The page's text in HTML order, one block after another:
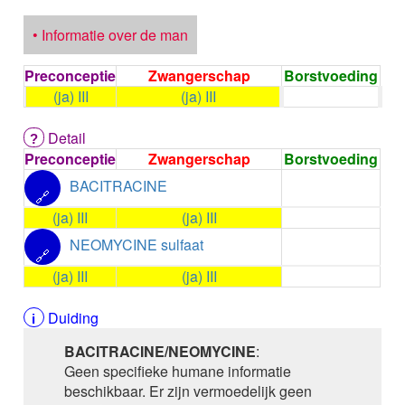
ALPRAZOLAM
ALPROSTADIL
ALPROSTADIL IV
ALTEPLASE
ALTIZIDE
ALUMINIUM HYDROXIDE
ALUMINIUM OXIDE
ALUMINIUM OXIDE / MAGNESIUM HYDROXYDE
ALVERINE citraat
ALVERINE/SIMETICON
AMBRISENTAN
AMBROXOL HCl oraal
AMBROXOL HCl buccaal
AMFOTERICINE B
AMIKACINE inhalatie
AMIKACINE parenteraal
AMILORIDE
AMINOLEVULINEZUUR
5-Aminolevulinezuur
• Informatie over de man
Preconceptie
Zwangerschap
Borstvoeding
(ja) III
(ja) III
Detail
Preconceptie
Zwangerschap
Borstvoeding
🔗
BACITRACINE
(ja) III
(ja) III
🔗
NEOMYCINE sulfaat
(ja) III
(ja) III
Duiding
BACITRACINE/NEOMYCINE:
Geen specifieke humane informatie
beschikbaar. Er zijn vermoedelijk geen